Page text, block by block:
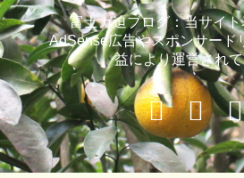
富士ガ迫ブログ：当サイ
AdSense広告やスポンサード
益により運営され
Buy
for